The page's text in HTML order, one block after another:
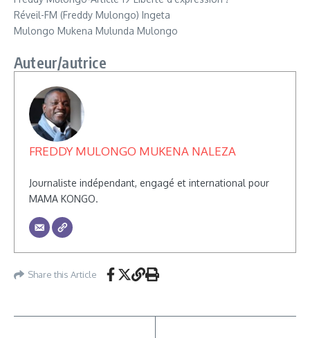
Réveil-FM (Freddy Mulongo) Ingeta
Mulongo Mukena Mulunda Mulongo
Auteur/autrice
FREDDY MULONGO MUKENA NALEZA
Journaliste indépendant, engagé et international pour
MAMA KONGO.
Share this Article